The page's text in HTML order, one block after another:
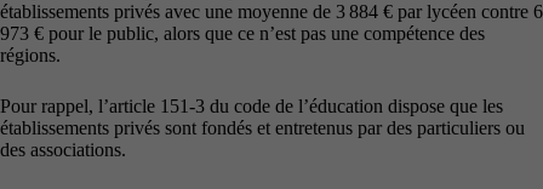
établissements privés avec une moyenne de 3 884 € par lycéen contre 6
973 € pour le public, alors que ce n’est pas une compétence des
régions.
Pour rappel, l’article 151-3 du code de l’éducation dispose que les
établissements privés sont fondés et entretenus par des particuliers ou
des associations.